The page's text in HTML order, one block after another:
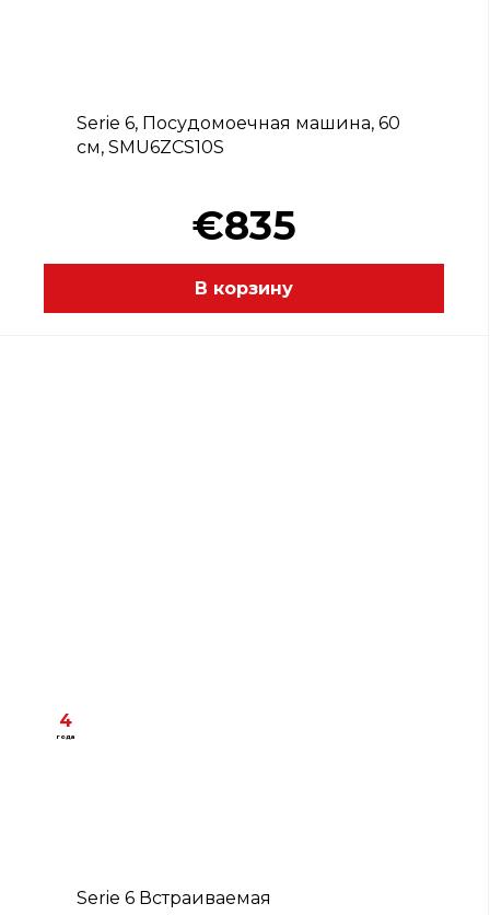
Serie 6, Посудомоечная машина, 60
см, SMU6ZCS10S
€835
В корзину
4
года
Serie 6 Встраиваемая